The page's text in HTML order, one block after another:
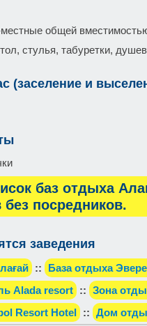
общей
стулья, табуретки,
(заселение и
баз отдыха
посредников.
заведения
:: База отдыха
Alada resort :: Зона
Resort Hotel :: Дом